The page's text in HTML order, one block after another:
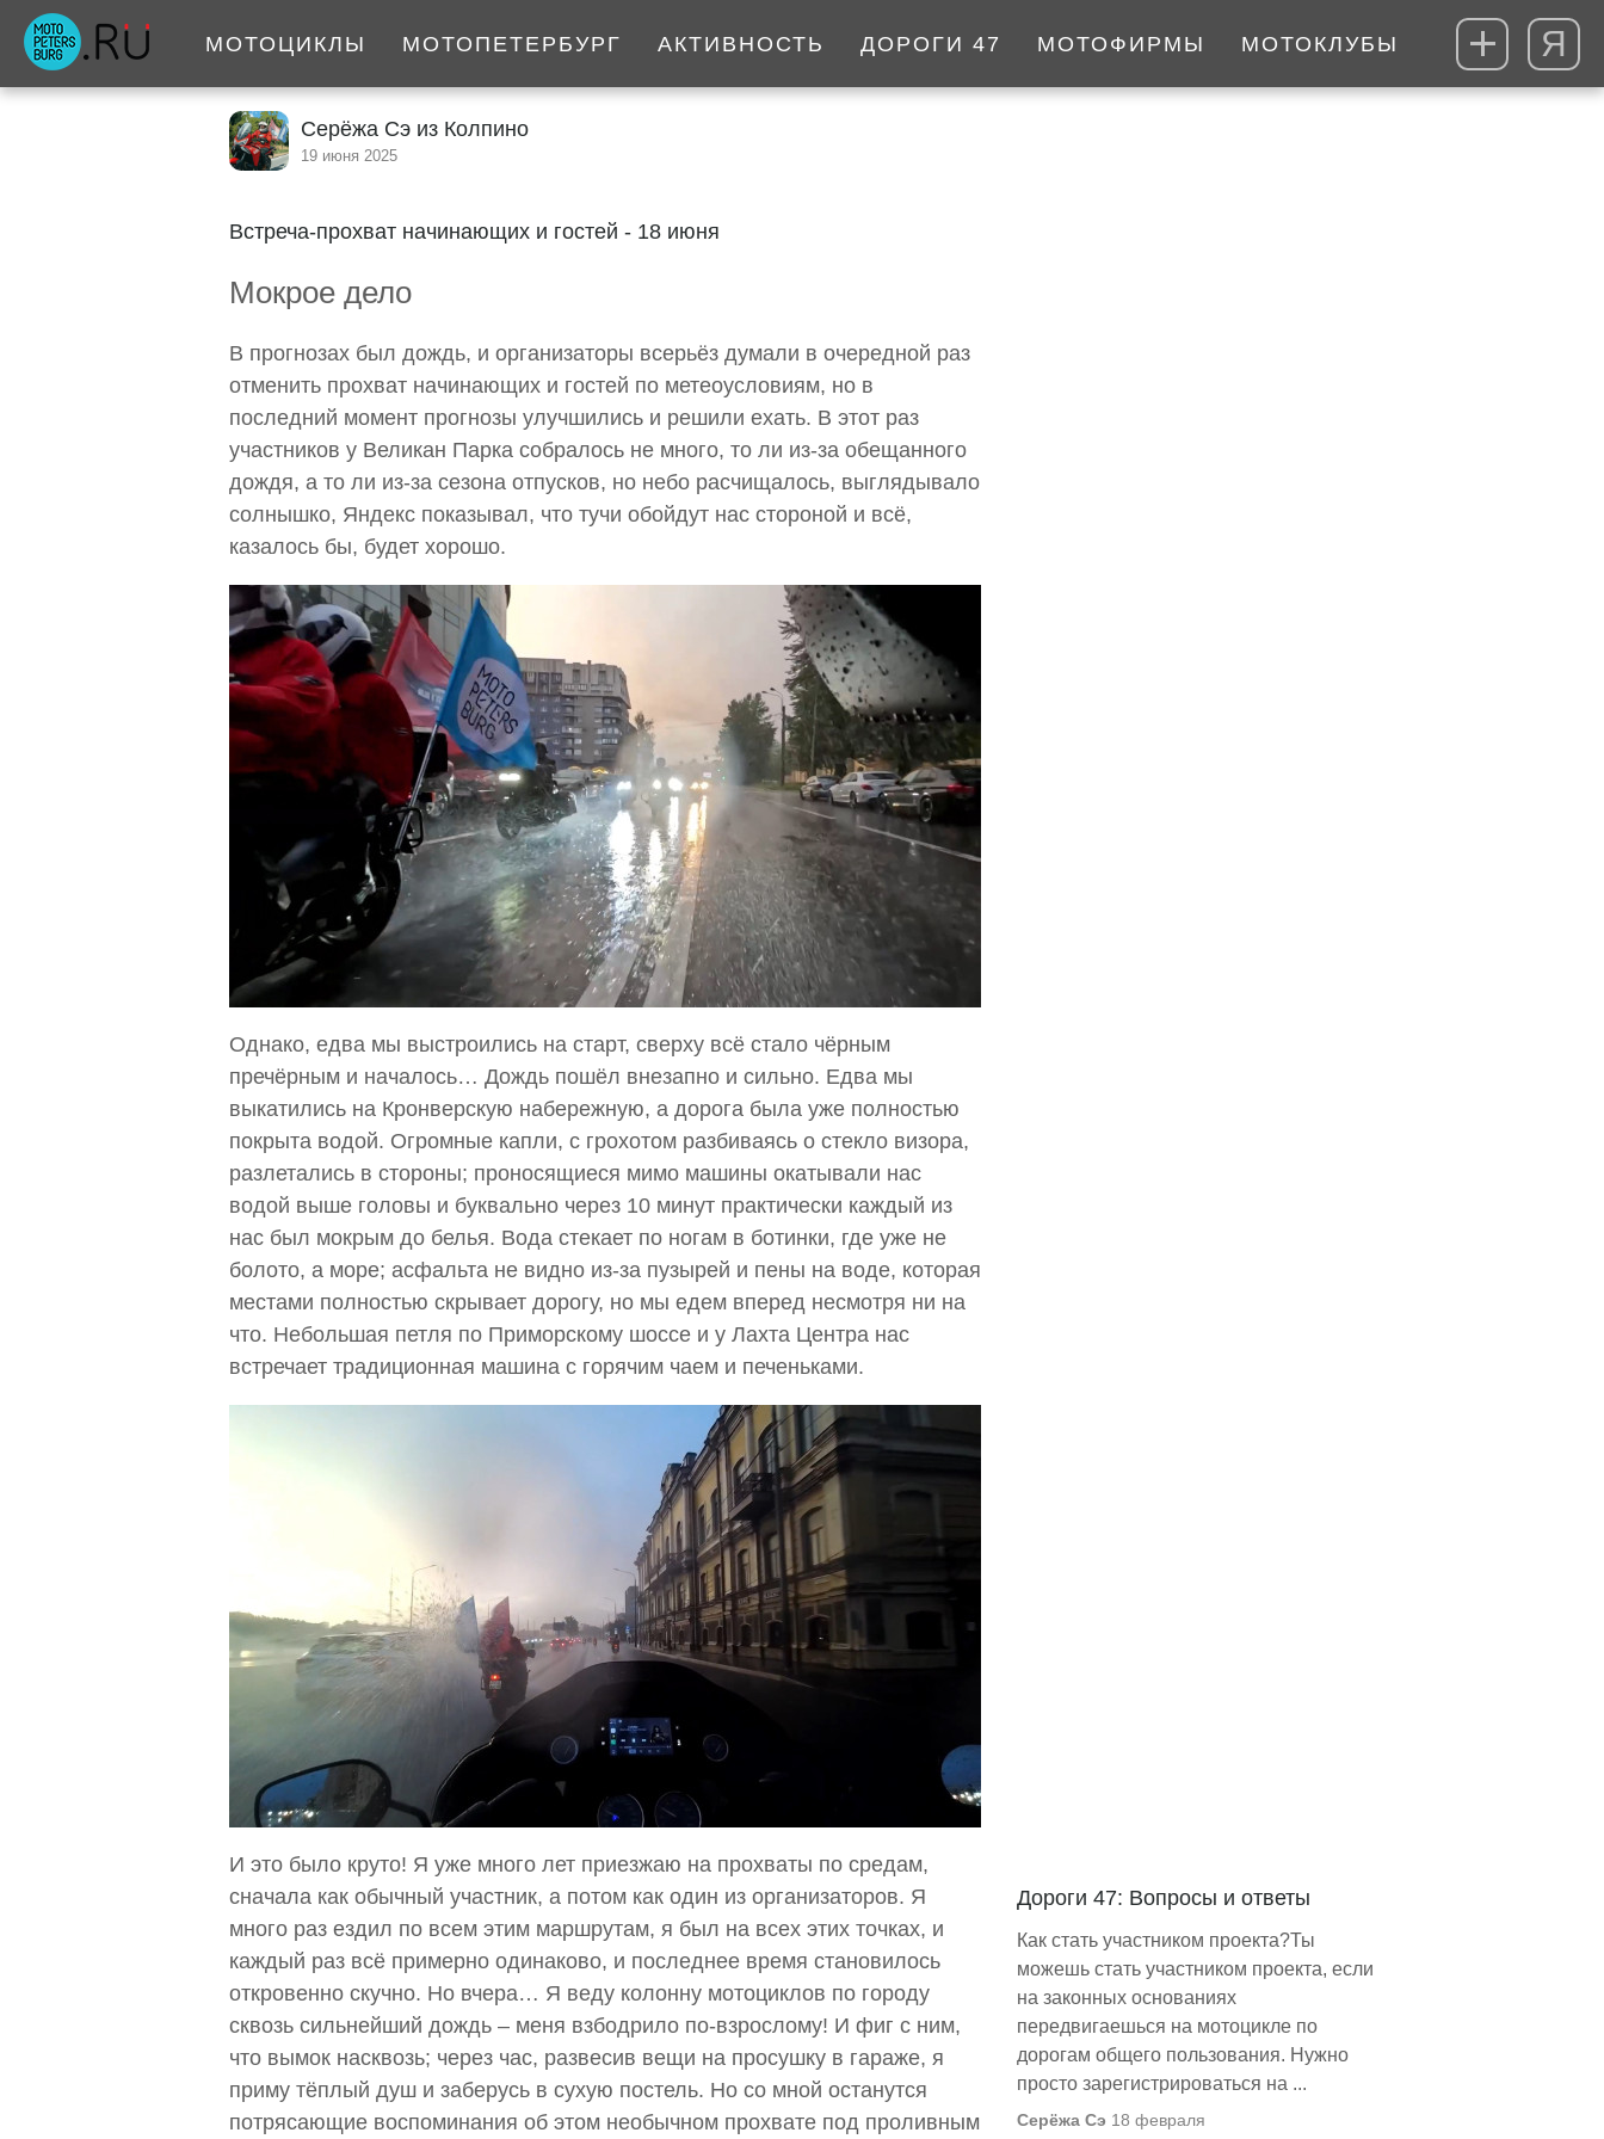
Я
ДОРОГИ 47 МОТОФИРМЫ
МОТОЦИКЛЫ МОТОПЕТЕРБУРГ АКТИВНОСТЬ МОТОКЛУБЫ
Серёжа Сэ из Колпино
19 июня 2025
Встреча-прохват начинающих и гостей - 18 июня
Мокрое дело
В прогнозах был дождь, и организаторы всерьёз думали в очередной раз
отменить прохват начинающих и гостей по метеоусловиям, но в
последний момент прогнозы улучшились и решили ехать. В этот раз
участников у Великан Парка собралось не много, то ли из-за обещанного
дождя, а то ли из-за сезона отпусков, но небо расчищалось, выглядывало
солнышко, Яндекс показывал, что тучи обойдут нас стороной и всё,
казалось бы, будет хорошо.
Однако, едва мы выстроились на старт, сверху всё стало чёрным
пречёрным и началось… Дождь пошёл внезапно и сильно. Едва мы
выкатились на Кронверскую набережную, а дорога была уже полностью
покрыта водой. Огромные капли, с грохотом разбиваясь о стекло визора,
разлетались в стороны; проносящиеся мимо машины окатывали нас
водой выше головы и буквально через 10 минут практически каждый из
нас был мокрым до белья. Вода стекает по ногам в ботинки, где уже не
болото, а море; асфальта не видно из-за пузырей и пены на воде, которая
местами полностью скрывает дорогу, но мы едем вперед несмотря ни на
что. Небольшая петля по Приморскому шоссе и у Лахта Центра нас
встречает традиционная машина с горячим чаем и печеньками.
И это было круто! Я уже много лет приезжаю на прохваты по средам,
сначала как обычный участник, а потом как один из организаторов. Я
много раз ездил по всем этим маршрутам, я был на всех этих точках, и
каждый раз всё примерно одинаково, и последнее время становилось
откровенно скучно. Но вчера… Я веду колонну мотоциклов по городу
сквозь сильнейший дождь – меня взбодрило по-взрослому! И фиг с ним,
что вымок насквозь; через час, развесив вещи на просушку в гараже, я
приму тёплый душ и заберусь в сухую постель. Но со мной останутся
потрясающие воспоминания об этом необычном прохвате под проливным
Дороги 47: Вопросы и ответы
Как стать участником проекта?Ты
можешь стать участником проекта, если
на законных основаниях
передвигаешься на мотоцикле по
дорогам общего пользования. Нужно
просто зарегистрироваться на ...
Серёжа Сэ 18 февраля